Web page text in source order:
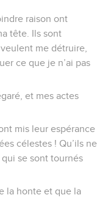
raison ont
tête. Ils sont
me détruire,
ce que je n’ai pas
et mes actes
mis leur espérance
célestes ! Qu’ils ne
se sont tournés
la honte et que la